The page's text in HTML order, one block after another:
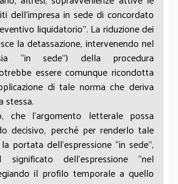
l’atavica “questione fiscale”
concorsuali (per tutti, cfr. G.
fiscale delle procedure
fallimento e le altre procedure
III 2 ss., poi trasfusa in G. Falsitta,
plusvalenze e sopravvenienze
redditi. II edizione, Padova,
ss.).
come noto offre poche certezze
difficoltà esegetiche, anche alla
normativo frastagliato,
taluni vuoti.
dell’impresa in sede di concordato
liquidatorio”. La riduzione dei
la detassazione, intervenendo nel
“in sede”) della procedura
essere comunque ricondotta
di tale norma che deriva
stessa.
che l’argomento letterale possa
decisivo, perché per renderlo tale
portata dell’espressione “in sede”,
dell’espressione “nel
il profilo temporale a quello